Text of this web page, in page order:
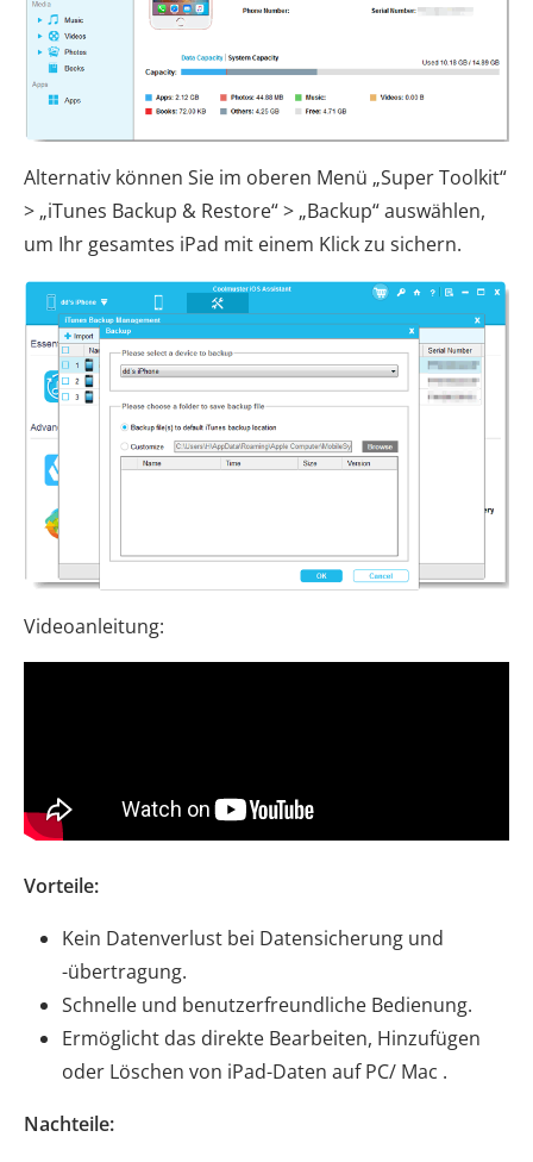
Alternativ können Sie im oberen Menü „Super Toolkit“
> „iTunes Backup & Restore“ > „Backup“ auswählen,
um Ihr gesamtes iPad mit einem Klick zu sichern.
Videoanleitung:
Vorteile:
Kein Datenverlust bei Datensicherung und
-übertragung.
Schnelle und benutzerfreundliche Bedienung.
Ermöglicht das direkte Bearbeiten, Hinzufügen
oder Löschen von iPad-Daten auf PC/ Mac .
Nachteile: